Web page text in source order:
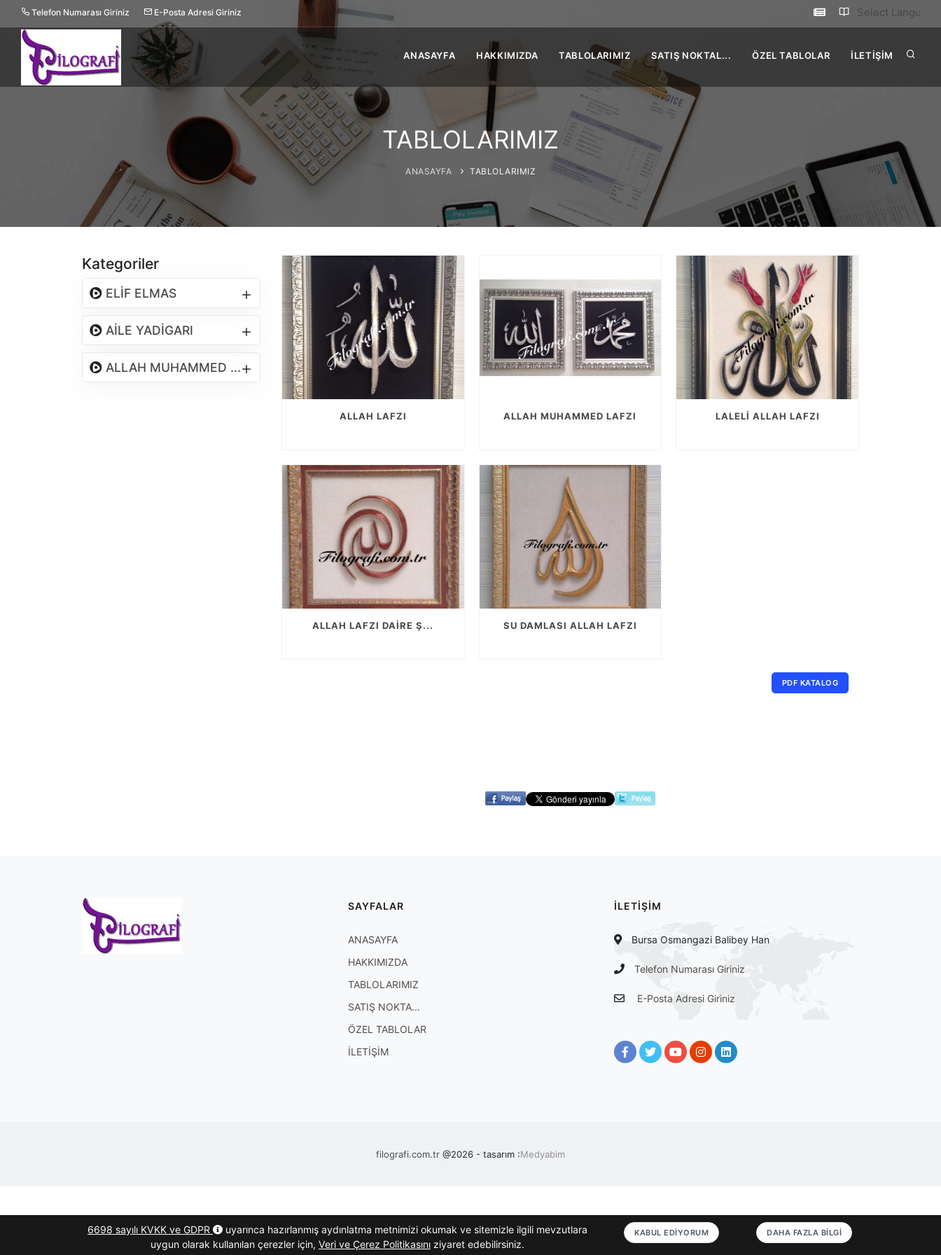
Telefon Numarası Giriniz E-Posta Adresi Giriniz Select Language
ANASAYFA HAKKIMIZDA TABLOLARIMIZ SATIŞ NOKTAL... ÖZEL TABLOLAR İLETİŞİM
TABLOLARIMIZ
ANASAYFA TABLOLARIMIZ
Kategoriler
ELİF ELMAS
AİLE YADİGARI
ALLAH MUHAMMED ...
ALLAH LAFZI ALLAH MUHAMMED LAFZI LALELI ALLAH LAFZI
ALLAH LAFZI DAIRE Ş... SU DAMLASI ALLAH LAFZI
PDF KATALOG
SAYFALAR
ANASAYFA
HAKKIMIZDA
TABLOLARIMIZ
SATIŞ NOKTA...
ÖZEL TABLOLAR
İLETİŞİM
İLETİŞİM
Bursa Osmangazi Balibey Han
Telefon Numarası Giriniz
E-Posta Adresi Giriniz
filografi.com.tr @2026 - tasarım :Medyabim
6698 sayılı KVKK ve GDPR
uyarınca hazırlanmış aydınlatma metnimizi okumak ve sitemizle ilgili mevzutlara
uygun olarak kullanılan çerezler için, Veri ve Çerez Politikasını ziyaret edebilirsiniz.
DAHA FAZLA BILGI